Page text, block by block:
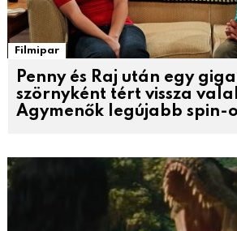
Filmipar
Penny és Raj után egy
szörnyként tért vissza
Agymenők legújabb spin-